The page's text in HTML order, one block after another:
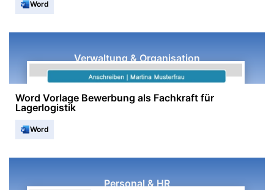
Word
Verwaltung & Organisation
Word Vorlage Bewerbung als Fachkraft für
Lagerlogistik
Word
Personal & HR